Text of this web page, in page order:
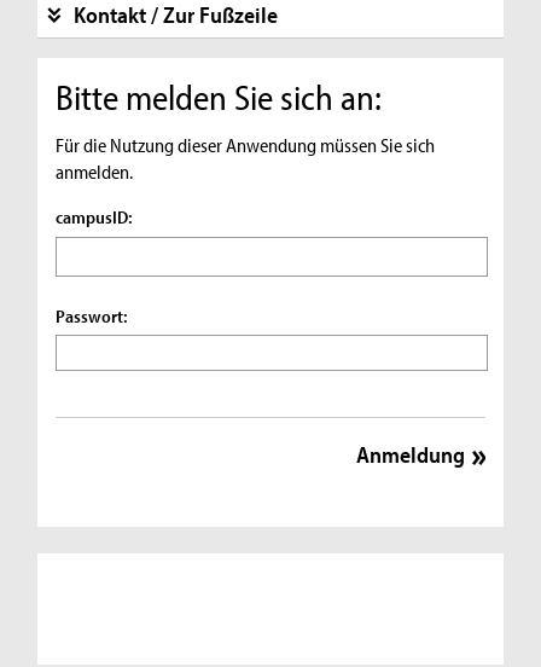
Kontakt / Zur Fußzeile
Bitte melden Sie sich an:
Für die Nutzung dieser Anwendung müssen Sie sich
anmelden.
campusID:
Passwort: